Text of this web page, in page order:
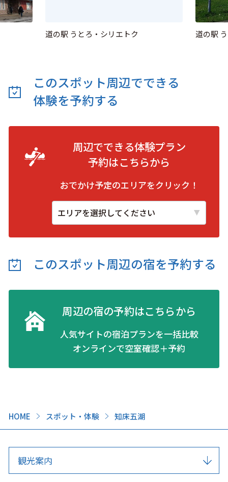
HOME スポット・体験 知床五湖
道の駅 うとろ・シリエトク 道の駅
このスポット周辺でできる
体験を予約する
周辺でできる体験プラン
予約はこちらから
おでかけ予定のエリアをクリック！
このスポット周辺の宿を予約する
周辺の宿の予約はこちらから
人気サイトの宿泊プランを一括比較
オンラインで空室確認＋予約
観光案内